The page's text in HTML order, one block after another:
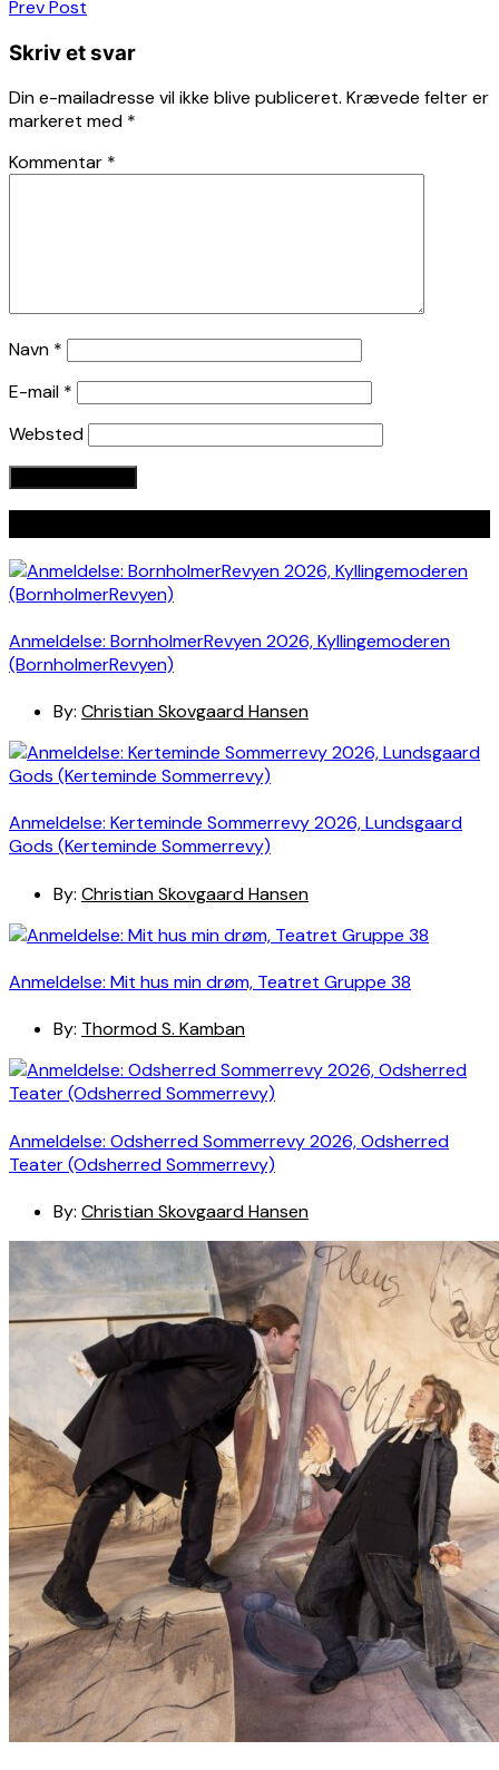
Indlægsnavigation
Prev Post
Skriv et svar
Din e-mailadresse vil ikke blive publiceret. Krævede felter er
markeret med *
Kommentar *
Navn *
E-mail *
Websted
Anmeldelse: BornholmerRevyen 2026, Kyllingemoderen
(BornholmerRevyen)
By: Christian Skovgaard Hansen
Anmeldelse: Kerteminde Sommerrevy 2026, Lundsgaard
Gods (Kerteminde Sommerrevy)
By: Christian Skovgaard Hansen
Anmeldelse: Mit hus min drøm, Teatret Gruppe 38
By: Thormod S. Kamban
Anmeldelse: Odsherred Sommerrevy 2026, Odsherred
Teater (Odsherred Sommerrevy)
By: Christian Skovgaard Hansen